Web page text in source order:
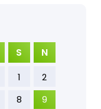
S N
1
2
8
9